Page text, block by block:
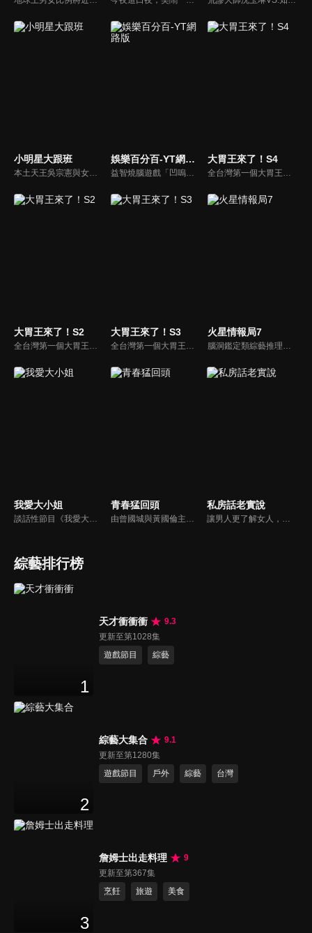
小明星大跟班
本土天王吳宗憲與女兒吳姍儒（Sandy）搭檔主持，每集邀請來賓暢談演藝圈大小事，父女檔聯手笑果十足，老梗搭上新世代，最新組合強勢登場！
娛樂百分百-YT網路版
益智燒腦遊戲「凹嗚狼人殺」激發你的邏輯推理能力，偶像巨星雲集，全球娛樂資訊，一手掌握不脫節！2025全新升級改版，盡在《娛樂百分百-YT網路版》！
大胃王來了！S4
全台灣第一個大胃王美食節目，由主持人帶領大胃王們及名人來賓吃遍台灣美食，每趟旅程都有不同的美食主題以及遊戲互動，並藉由大胃王幸福地享用，讓觀眾深刻了解台灣美食文化的豐富特色！
大胃王來了！S2
全台灣第一個大胃王美食節目，由主持人帶領大胃王們及名人來賓吃遍台灣美食，每趟旅程都有不同的美食主題以及遊戲互動，並藉由大胃王幸福地享用，讓觀眾深刻了解台灣美食文化的豐富特色！
大胃王來了！S3
全台灣第一個大胃王美食節目，由主持人帶領大胃王們及名人來賓吃遍台灣美食，每趟旅程都有不同的美食主題以及遊戲互動，並藉由大胃王幸福地享用，讓觀眾深刻了解台灣美食文化的豐富特色！
火星情報局7
腦洞鑑定類綜藝推理脫口秀，陣容為薛之謙、大張偉、楊迪、劉維、黃子弘凡、黃聖依、龐博等…節目圍繞著當下熱梗熱點、觀眾的興趣點、共鳴點展開故事；火星特工廣發英雄帖正面對撞，迎戰近年最出圈、最有趣、最敢說的廠牌大咖們。真金不怕火煉！一場席卷全網的廠牌巔峰之戰即將展開！
我愛大小姐
談話性節目《我愛大小姐》是由吳淡如、林慧萍主持的一檔談話性節目，講訴女人間的那些事。
青春猛回頭
由曾國城與黃國倫主持，節目中邀請20位20歲以下青少年組成青春團，另一邊則為年紀相較成熟的藝人來賓為不老團，每集分別就一件青少年必定遇見的事件討論，看兩個不同年代的人們，所擁有的不同看法與立場。帶領讓觀眾一起回到那些年的青春歲月！
私房話老實說
讓男人更了解女人，女人更了解自己 ，揭密女性私房話，讓療癒專家教你更愛自己！由于美人和納豆攜手主持，更多你想知道的女性私密話題都在《私房話老實說》。
綜藝排行榜
1
天才衝衝衝
9.3
更新至第1028集
遊戲節目
綜藝
2
綜藝大集合
9.1
更新至第1280集
遊戲節目
戶外 綜藝 台灣
3
詹姆士出走料理
9
更新至第367集
烹飪
旅遊 美食